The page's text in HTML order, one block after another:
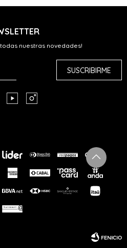
nuestras novedades!
SUSCRIBIRME
 